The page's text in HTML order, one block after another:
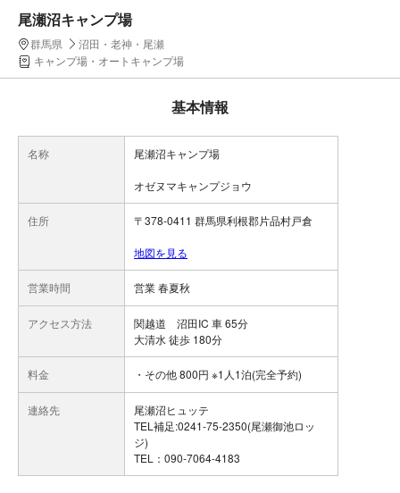
尾瀬沼キャンプ場
群馬県
沼田・老神・尾瀬
キャンプ場・オートキャンプ場
基本情報
名称 尾瀬沼キャンプ場
オゼヌマキャンプジョウ
住所 〒378-0411 群馬県利根郡片品村戸倉
地図を見る
営業時間 営業 春夏秋
アクセス方法
関越道 沼田IC 車 65分
大清水 徒歩 180分
料金 ・その他 800円 ※1人1泊(完全予約)
連絡先
尾瀬沼ヒュッテ
TEL補足:0241-75-2350(尾瀬御池ロッ
ジ)
TEL：090-7064-4183